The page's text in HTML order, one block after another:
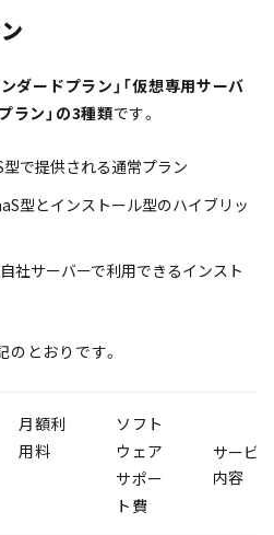
ダードプラン」「仮想専用サーバ
ラン」の3種類です。
型で提供される通常プラン
型とインストール型のハイブリッ
社サーバーで利用できるインスト
とおりです。
月額利
用料
ソフト
ウェア
サポー
ト費
サービス
内容